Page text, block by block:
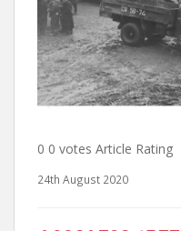
0 0 votes Article Rating
24th August 2020